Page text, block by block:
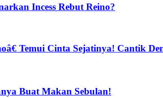
Incess Rebut Reino?
Temui Cinta Sejatinya! Cantik
Buat Makan Sebulan!